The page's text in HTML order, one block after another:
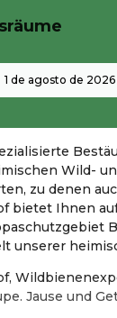
1 de agosto de 2026
Wild-
zu denen
bietet Ihnen
unserer
Jause und